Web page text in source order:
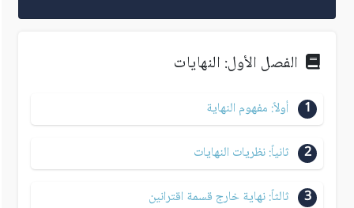
الفصل الأول: النهايات
1 أولاً: مفهوم النهاية
2 ثانياً: نظريات النهايات
3 ثالثاً: نهاية خارج قسمة اقترانين